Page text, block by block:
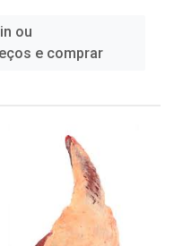
ou
e comprar